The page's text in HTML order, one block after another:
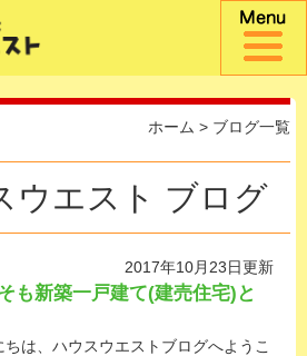
ホーム > ブログ一覧
ウエスト ブログ
2017年10月23日更新
も新築一戸建て(建売住宅)と
ちは、ハウスウエストブログへようこ